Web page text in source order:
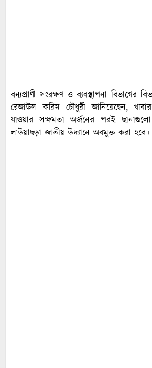
বন্যপ্রাণী সংরক্ষণ ও ব্যবস্থাপনা বিভাগের
রেজাউল করিম চৌধুরী জানিয়েছেন,
যাওয়ার সক্ষমতা অর্জনের পরই ছানাগুলো
লাউয়াছড়া জাতীয় উদ্যানে অবমুক্ত করা হবে।